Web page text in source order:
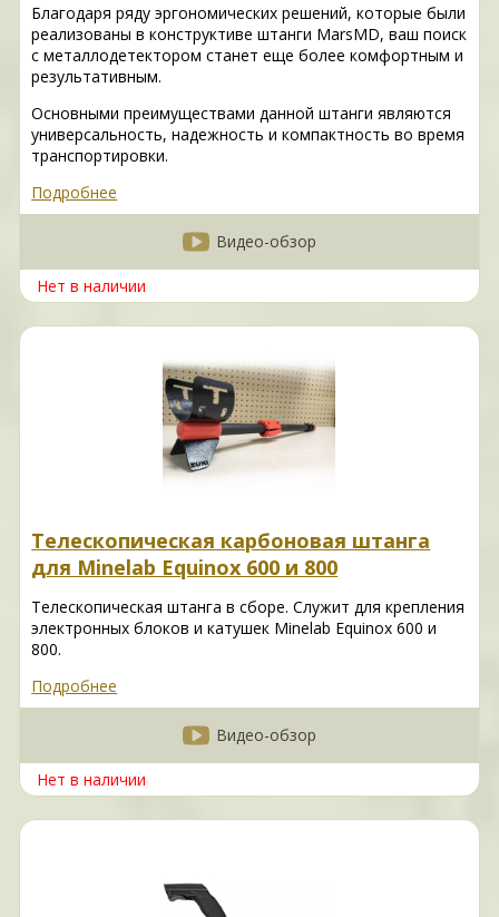
Благодаря ряду эргономических решений, которые были
реализованы в конструктиве штанги MarsMD, ваш поиск
с металлодетектором станет еще более комфортным и
результативным.
Основными преимуществами данной штанги являются
универсальность, надежность и компактность во время
транспортировки.
Подробнее
Видео-обзор
Нет в наличии
Телескопическая карбоновая штанга
для Minelab Equinox 600 и 800
Телескопическая штанга в сборе. Служит для крепления
электронных блоков и катушек Minelab Equinox 600 и
800.
Подробнее
Видео-обзор
Нет в наличии